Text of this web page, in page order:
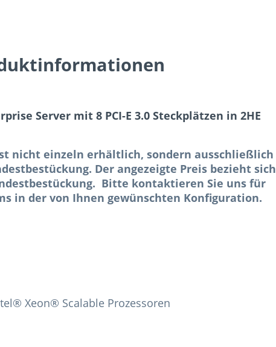
Server mit 8 PCI-E 3.0 Steckplätzen in 2HE
nicht einzeln erhältlich, sondern ausschließlich
Der angezeigte Preis bezieht sich
Bitte kontaktieren Sie uns für
in der von Ihnen gewünschten Konfiguration.
Xeon® Scalable Prozessoren